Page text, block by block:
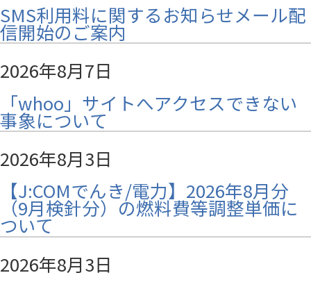
SMS利用料に関するお知らせメール配
信開始のご案内
2026年8月7日
「whoo」サイトへアクセスできない
事象について
2026年8月3日
【J:COMでんき/電力】2026年8月分
（9月検針分）の燃料費等調整単価に
ついて
2026年8月3日